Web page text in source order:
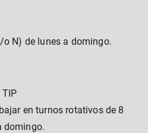
N) de lunes a domingo.
TIP
en turnos rotativos de 8
domingo.